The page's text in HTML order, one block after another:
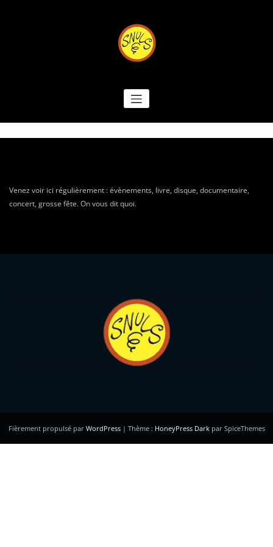
LES SNULS
Les Snuls sont très connus
Venez voir ici régulièrement : évènements, livre, disque, documentaire,
concert, grosse fête. On vous dit quoi.
Fièrement propulsé par WordPress | Thème : HoneyPress Darkpar SpiceThemes